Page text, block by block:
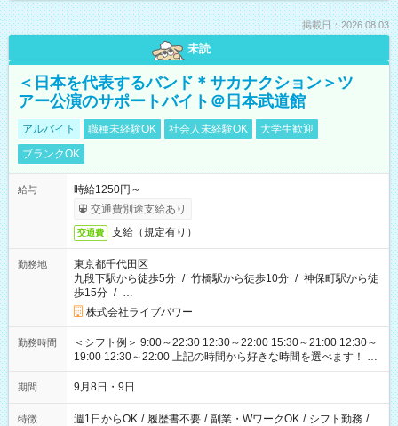
掲載日：2026.08.03
未読
＜日本を代表するバンド＊サカナクション＞ツ
アー公演のサポートバイト＠日本武道館
アルバイト 職種未経験OK 社会人未経験OK
大学生歓迎
ブランクOK
給与
時給1250円～
交通費別途支給あり
交通費 支給（規定有り）
勤務地
東京都千代田区
九段下駅から徒歩5分 / 竹橋駅から徒歩10分 / 神保町駅から徒
歩15分 / …
株式会社ライブパワー
勤務時間
＜シフト例＞ 9:00～22:30 12:30～22:00 15:30～21:00 12:30～
19:00 12:30～22:00 上記の時間から好きな時間を選べます！ ※
時間は変更となる可能性があります
期間 9月8日・9日
特徴 週1日からOK / 履歴書不要 / 副業・WワークOK / シフト勤務 /